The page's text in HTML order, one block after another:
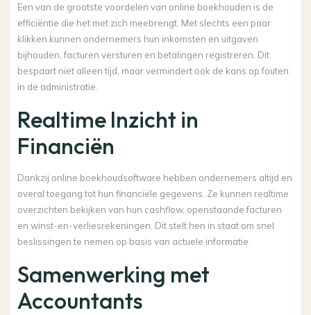
Een van de grootste voordelen van online boekhouden is de
efficiëntie die het met zich meebrengt. Met slechts een paar
klikken kunnen ondernemers hun inkomsten en uitgaven
bijhouden, facturen versturen en betalingen registreren. Dit
bespaart niet alleen tijd, maar vermindert ook de kans op fouten
in de administratie.
Realtime Inzicht in
Financiën
Dankzij online boekhoudsoftware hebben ondernemers altijd en
overal toegang tot hun financiële gegevens. Ze kunnen realtime
overzichten bekijken van hun cashflow, openstaande facturen
en winst-en-verliesrekeningen. Dit stelt hen in staat om snel
beslissingen te nemen op basis van actuele informatie.
Samenwerking met
Accountants